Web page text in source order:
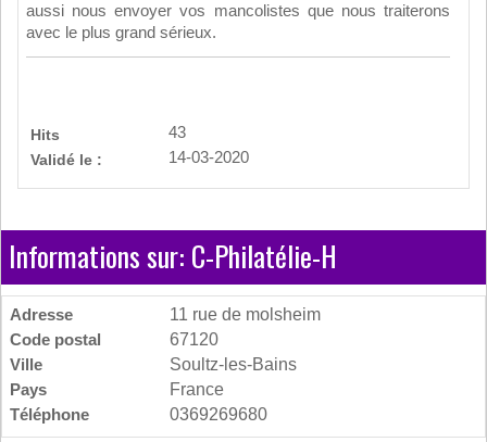
aussi nous envoyer vos mancolistes que nous traiterons
avec le plus grand sérieux.
Hits
43
Validé le :
14-03-2020
Informations sur: C-Philatélie-H
Adresse
11 rue de molsheim
Code postal
67120
Ville
Soultz-les-Bains
Pays
France
Téléphone
0369269680